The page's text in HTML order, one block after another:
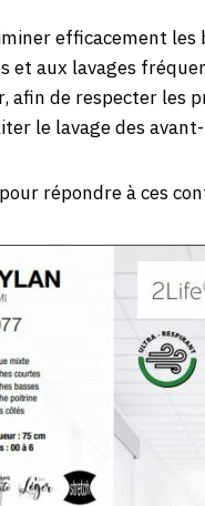
efficacement les
et aux lavages
afin de respecter les
le lavage des
répondre à ces